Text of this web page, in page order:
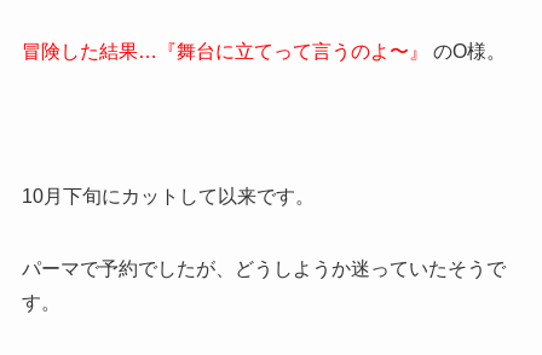
冒険した結果…『舞台に立てって言うのよ〜』 のO様。
10月下旬にカットして以来です。
パーマで予約でしたが、どうしようか迷っていたそうで
す。